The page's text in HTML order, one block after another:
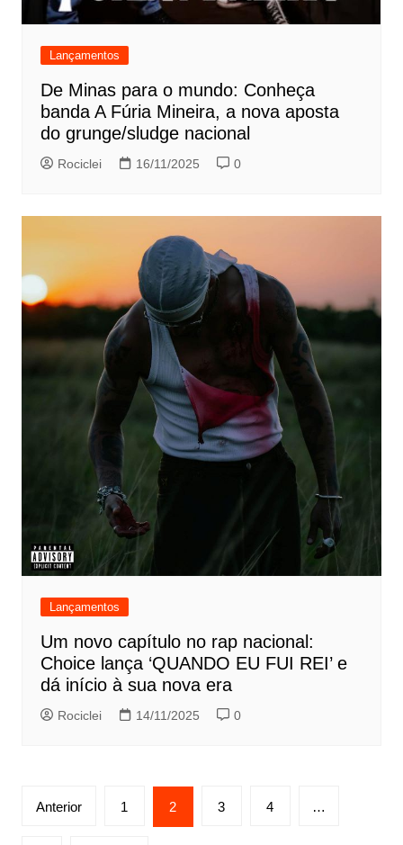
Lançamentos
De Minas para o mundo: Conheça
banda A Fúria Mineira, a nova aposta
do grunge/sludge nacional
Rociclei 16/11/2025 0
Lançamentos
Um novo capítulo no rap nacional:
Choice lança ‘QUANDO EU FUI REI’ e
dá início à sua nova era
Rociclei 14/11/2025 0
Paginação
Anterior 1 2 3 4 …